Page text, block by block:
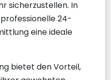
sicherzustellen. In
24-
eine ideale
bietet den Vorteil,